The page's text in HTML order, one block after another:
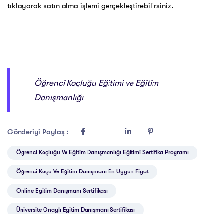
tıklayarak satın alma işlemi gerçekleştirebilirsiniz.
Öğrenci Koçluğu Eğitimi ve Eğitim
Danışmanlığı
Gönderiyi Paylaş :
Ögrenci Koçluğu Ve Eğitim Danışmanlığı Eğitimi Sertifika Programı
Öğrenci Koçu Ve Eğitim Danışmanı En Uygun Fiyat
Online Egitim Danışmanı Sertifikası
Üniversite Onaylı Egitim Danışmanı Sertifikası